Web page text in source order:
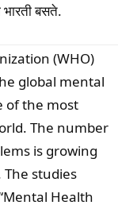
भारती बसते.
(WHO)
global mental
of the most
The number
is growing
studies
Health